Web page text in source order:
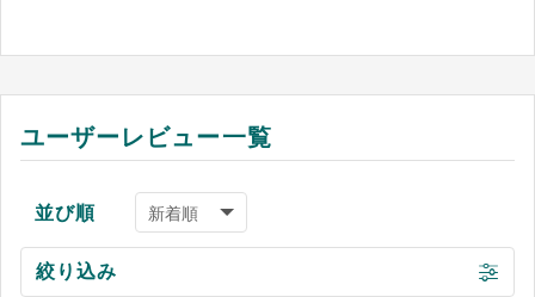
ユーザーレビュー一覧
並び順
絞り込み